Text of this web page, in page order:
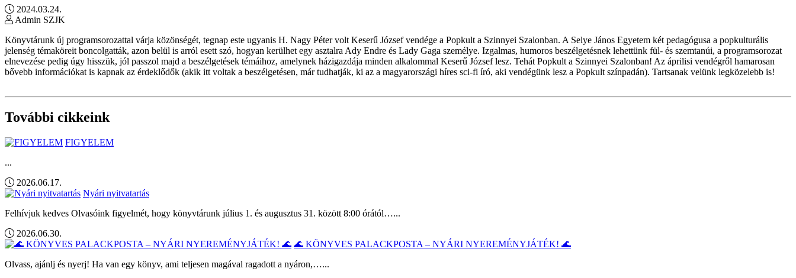
2024.03.24.
Admin SZJK
Könyvtárunk új programsorozattal várja közönségét, tegnap este ugyanis H. Nagy Péter volt Keserű József vendége a Popkult a Szinnyei Szalonban. A Selye János Egyetem két pedagógusa a popkulturális
jelenség témaköreit boncolgatták, azon belül is arról esett szó, hogyan kerülhet egy asztalra Ady Endre és Lady Gaga személye. Izgalmas, humoros beszélgetésnek lehettünk fül- és szemtanúi, a programsorozat
elnevezése pedig úgy hisszük, jól passzol majd a beszélgetések témáihoz, amelynek házigazdája minden alkalommal Keserű József lesz. Tehát Popkult a Szinnyei Szalonban! Az áprilisi vendégről hamarosan
bővebb információkat is kapnak az érdeklődők (akik itt voltak a beszélgetésen, már tudhatják, ki az a magyarországi híres sci-fi író, aki vendégünk lesz a Popkult színpadán). Tartsanak velünk legközelebb is!
További cikkeink
FIGYELEM
...
2026.06.17.
Nyári nyitvatartás
Felhívjuk kedves Olvasóink figyelmét, hogy könyvtárunk július 1. és augusztus 31. között 8:00 órától…...
2026.06.30.
🌊 KÖNYVES PALACKPOSTA – NYÁRI NYEREMÉNYJÁTÉK! 🌊
Olvass, ajánlj és nyerj! Ha van egy könyv, ami teljesen magával ragadott a nyáron,…...